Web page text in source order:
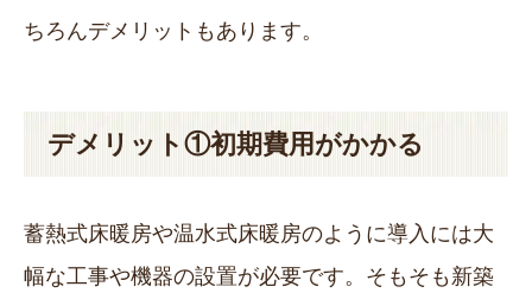
ちろんデメリットもあります。
デメリット①初期費用がかかる
蓄熱式床暖房や温水式床暖房のように導入には大
幅な工事や機器の設置が必要です。そもそも新築